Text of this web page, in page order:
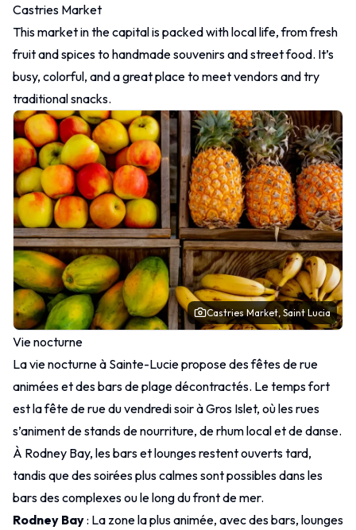
Castries Market
This market in the capital is packed with local life, from fresh
fruit and spices to handmade souvenirs and street food. It’s
busy, colorful, and a great place to meet vendors and try
traditional snacks.
Castries Market, Saint Lucia
Vie nocturne
La vie nocturne à Sainte-Lucie propose des fêtes de rue
animées et des bars de plage décontractés. Le temps fort
est la fête de rue du vendredi soir à Gros Islet, où les rues
s’animent de stands de nourriture, de rhum local et de danse.
À Rodney Bay, les bars et lounges restent ouverts tard,
tandis que des soirées plus calmes sont possibles dans les
bars des complexes ou le long du front de mer.
Rodney Bay: La zone la plus animée, avec des bars, lounges